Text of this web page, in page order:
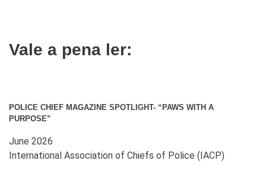
Vale a pena ler:
POLICE CHIEF MAGAZINE SPOTLIGHT- “PAWS WITH A
PURPOSE”
June 2026
International Association of Chiefs of Police (IACP)